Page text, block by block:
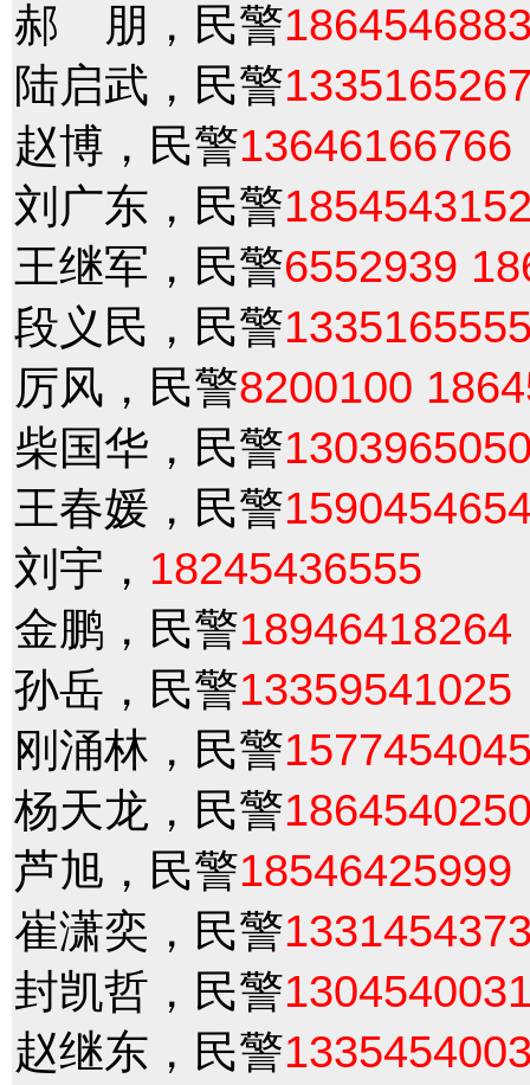
郝 朋，民警
陆启武，民警
赵博，民警13646166766
刘广东，民警
王继军，民警6552939
段义民，民警
厉风，民警8200100
柴国华，民警
王春媛，民警
刘宇， 18245436555
金鹏，民警18946418264
孙岳，民警13359541025
刚涌林，民警
杨天龙，民警
芦旭，民警18546425999
崔潇奕，民警
封凯哲，民警
赵继东，民警